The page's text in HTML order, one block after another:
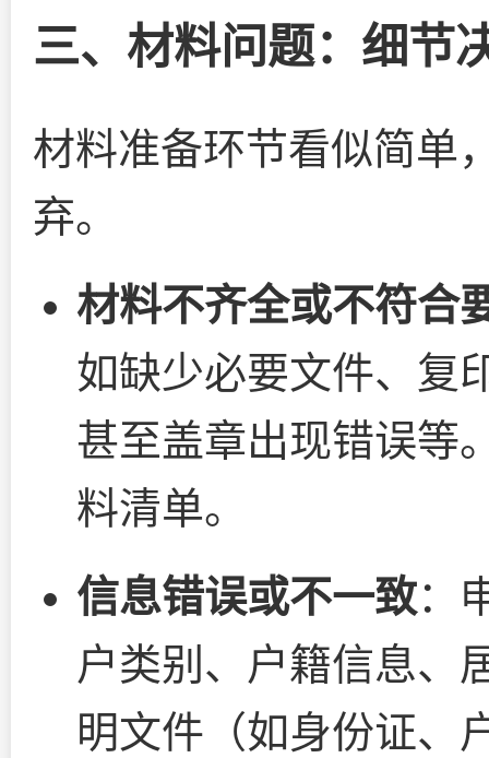
三、材料问题：细节
材料准备环节看似简单
弃。
材料不齐全或不符合
如缺少必要文件、复
甚至盖章出现错误等
料清单。
信息错误或不一致：
户类别、户籍信息、
明文件（如身份证、